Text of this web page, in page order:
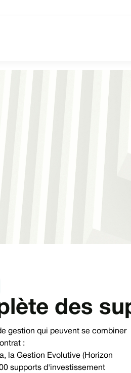
des
gestion qui peuvent se combiner
:
la Gestion Evolutive (Horizon
supports d'investissement